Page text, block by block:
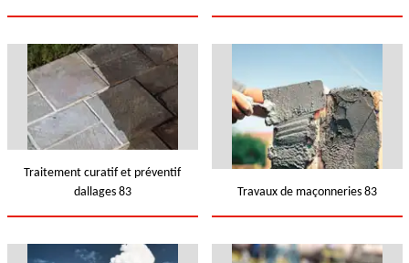
Traitement curatif et préventif
dallages 83
Travaux de maçonneries 83